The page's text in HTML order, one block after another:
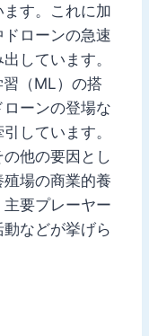
す。これに加
ローンの急速
しています。
（ML）の搭
ーンの登場な
しています。
他の要因とし
場の商業的養
要プレーヤー
などが挙げら